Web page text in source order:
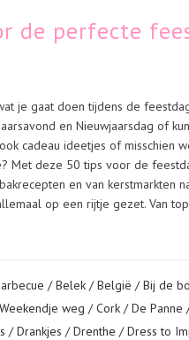
de perfecte
je gaat doen tijdens de
en Nieuwjaarsdag of
cadeau ideetjes of misschien
Met deze 50 tips voor de
en van kerstmarkten
op een rijtje gezet. Van
/Belek /België /Bij de
weg /Cork /De Panne
/Drankjes /Drenthe /Dress to